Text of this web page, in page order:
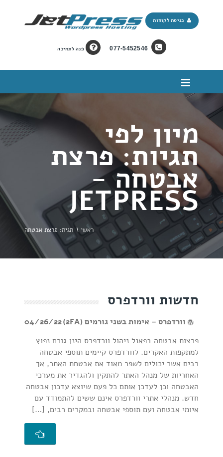
077-5452546 פנה לתמיכה
כניסת לקוחות
מיון לפי
תגיות: פרצת
אבטחה -
JETPRESS
ראשי \ תגית: פרצת אבטחה
חדשות וורדפרס
וורדפרס – אימות בשני גורמים (2FA)
04/26/22
פרצות אבטחה בפאנל ניהול וורדפרס הינן גורם נפוץ
למתקפות האקרים. לוורדפרס קיימים תוספי אבטחה
רבים אשר יכולים לשפר מאוד את אבטחת האתר, אך
האחריות של מנהל האתר להתקין ולהגדיר את מערכי
האבטחה וכן לעדכן אותם כל פעם שיוצא עדכון אבטחה
חדש. מנהלי אתרי וורדפרס אינם ששים להתמודד עם
איומי אבטחה ועם תוספי אבטחה ובמקרים רבים, […]